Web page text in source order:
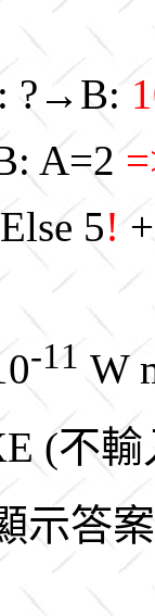
?→B:
A=2
5!
-11 W
(不
示答